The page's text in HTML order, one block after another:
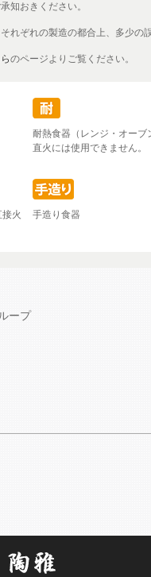
知おきください。
れぞれの製造の都合上、多少の
のページよりご覧ください。
耐熱食器（レンジ・オーブ
直火には使用できません。
火
手造り食器
ープ